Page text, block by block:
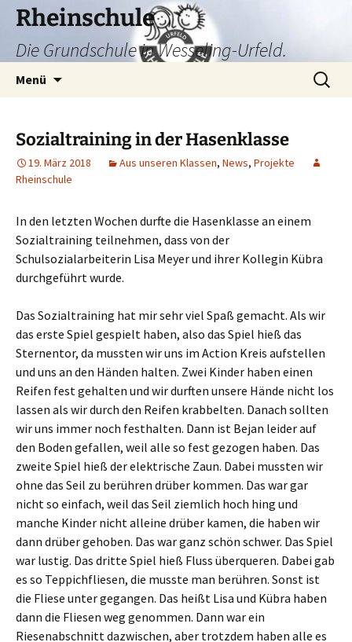
Zum
Inhalt
springen
Rheinschule
Die Grundschule in Wesseling-Urfeld.
Menü
Suchen
nach:
Sozialtraining in der Hasenklasse
19. März 2018 Aus unseren Klassen, News, Projekte
Rheinschule
In den letzten Wochen durfte die Hasenklasse an einem
Sozialtraining teilnehmen, dass von der
Schulsozialarbeiterin Lisa Meyer und ihrer Kollegin Kübra
durchgeführt wurde.
Das Sozialtraining hat mir sehr viel Spaß gemacht. Als wir
das erste Spiel gespielt haben, also das Spiel hieß das
Sternentor, da mussten wir uns im Action Kreis aufstellen
und uns an den Händen halten. Zwei Kinder haben einen
Reifen fest gehalten und wir durften unsere Hände nicht los
lassen als wir durch den Reifen krabbelten. Danach sollten
wir uns immer noch festhalten. Dann ist Bejan leider auf
den Boden gefallen, weil alle so fest gezogen haben. Das
zweite Spiel hieß der elektrische Zaun. Dabei mussten wir
ohne das Seil zu berühren drüber kommen. Das war gar
nicht so einfach, weil das Seil ziemlich hoch hing und
manche Kinder nicht alleine drüber kamen, die haben wir
dann drüber gehoben. Das war ganz schön schwer. Das Spiel
war lustig. Das dritte Spiel hieß Fluss überqueren. Dabei gab
es so Teppichfliesen, die musste man berühren. Sonst ist
die Fliese unter gegangen. Das heißt Lisa und Kübra haben
dann die Fliesen weg genommen. Dann war ein
Riesenabschnitt dazwischen, aber trotzdem haben alle es